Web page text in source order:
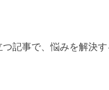
記事で、悩みを解決